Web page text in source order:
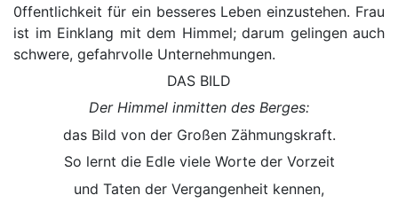
0ffentlichkeit für ein besseres Leben einzustehen. Frau
ist im Einklang mit dem Himmel; darum gelingen auch
schwere, gefahrvolle Unternehmungen.
DAS BILD
Der Himmel inmitten des Berges:
das Bild von der Großen Zähmungskraft.
So lernt die Edle viele Worte der Vorzeit
und Taten der Vergangenheit kennen,